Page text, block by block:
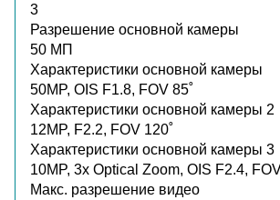
3
Разрешение основной камеры
50 МП
Характеристики основной камеры
50MP, OIS F1.8, FOV 85˚
Характеристики основной камеры 2
12MP, F2.2, FOV 120˚
Характеристики основной камеры 3
10MP, 3x Optical Zoom, OIS F2.4,
Макс. разрешение видео